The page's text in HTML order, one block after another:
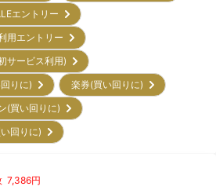
エントリー
用エントリー
サービス利用)
回りに)
楽券(買い回りに)
(買い回りに)
い回りに)
7,386円